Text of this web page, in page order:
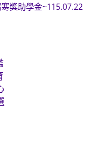
獎助學金~115.07.22